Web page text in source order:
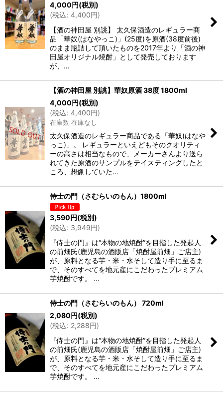
4,000円(税別)
(税込: 4,400円)
【酒の神田屋 別誂】 太久保酒造のレギュラー商
品「華奴(はなやっこ)」(25度)を原酒(38度前後)
のまま瓶詰して頂いたものを2017年より「酒の神
田屋オリジナル焼酎」として発売しております
が、…
【酒の神田屋 別誂】華奴原酒 38度 1800ml
4,000円(税別)
(税込: 4,400円)
在庫数 在庫なし
太久保酒造のレギュラー商品である「華奴(はなや
っこ)」。 レギュラーといえどもそのクオリティ
ーの高さは相当なもので、メーカーさんより送ら
れてきた原酒のサンプルをテイスティングしたと
ころ、想像していた…
侍士の門（さむらいのもん）1800ml
3,590円(税別)
(税込: 3,949円)
『侍士の門』は“本物の地焼酎”を目指した発起人
の前畑氏(鹿児島の酒販店「焼酎屋前畑」ご店主)
が、原料となる芋・米・水そして造り手に至るま
で、そのすべてを地元産にこだわったプレミアム
芋焼酎です。 …
侍士の門（さむらいのもん） 720ml
2,080円(税別)
(税込: 2,288円)
『侍士の門』は“本物の地焼酎”を目指した発起人
の前畑氏(鹿児島の酒販店「焼酎屋前畑」ご店主)
が、原料となる芋・米・水そして造り手に至るま
で、そのすべてを地元産にこだわったプレミアム
芋焼酎です。 …